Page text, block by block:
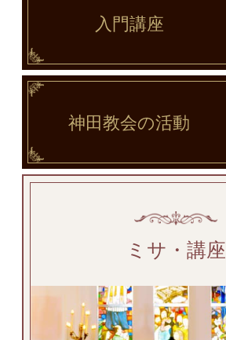
入門講座
神田教会の活動
ミサ・講座